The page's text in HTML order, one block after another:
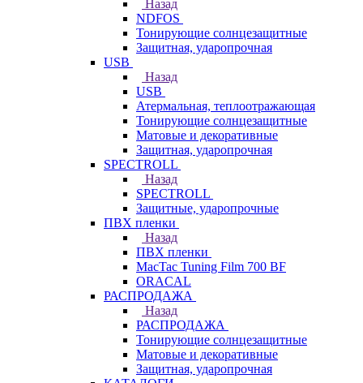
Назад
NDFOS
Тонирующие солнцезащитные
Защитная, ударопрочная
USB
Назад
USB
Атермальная, теплоотражающая
Тонирующие солнцезащитные
Матовые и декоративные
Защитная, ударопрочная
SPECTROLL
Назад
SPECTROLL
Защитные, ударопрочные
ПВХ пленки
Назад
ПВХ пленки
MacTac Tuning Film 700 BF
ORACAL
РАСПРОДАЖА
Назад
РАСПРОДАЖА
Тонирующие солнцезащитные
Матовые и декоративные
Защитная, ударопрочная